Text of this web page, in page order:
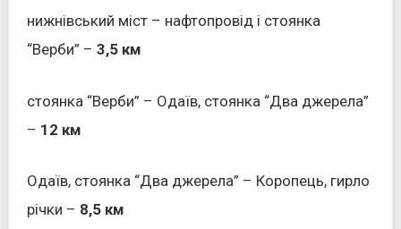
нижнівський міст – нафтопровід і стоянка
“Верби” – 3,5 км
стоянка “Верби” – Одаїв, стоянка “Два джерела”
– 12 км
Одаїв, стоянка “Два джерела” – Коропець, гирло
річки – 8,5 км